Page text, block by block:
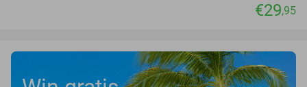
€29,95